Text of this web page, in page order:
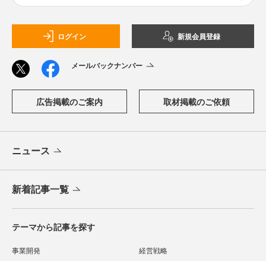
ログイン 新規会員登録
メールバックナンバー
広告掲載のご案内 取材掲載のご依頼
ニュース
新着記事一覧
テーマから記事を探す
事業開発 経営戦略